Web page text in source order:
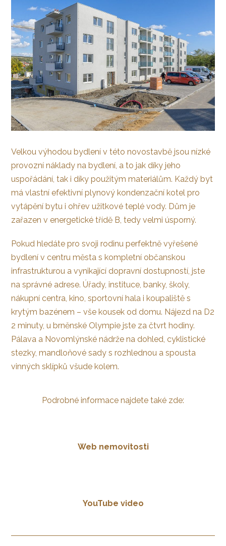
Velkou výhodou bydlení v této novostavbě jsou nízké
provozní náklady na bydlení, a to jak díky jeho
uspořádání, tak i díky použitým materiálům. Každý byt
má vlastní efektivní plynový kondenzační kotel pro
vytápění bytu i ohřev užitkové teplé vody. Dům je
zařazen v energetické třídě B, tedy velmi úsporný.
Pokud hledáte pro svoji rodinu perfektně vyřešené
bydlení v centru města s kompletní občanskou
infrastrukturou a vynikající dopravní dostupností, jste
na správné adrese. Úřady, instituce, banky, školy,
nákupní centra, kino, sportovní hala i koupaliště s
krytým bazénem – vše kousek od domu. Nájezd na D2
2 minuty, u brněnské Olympie jste za čtvrt hodiny.
Pálava a Novomlýnské nádrže na dohled, cyklistické
stezky, mandloňové sady s rozhlednou a spousta
vinných sklípků všude kolem.
Podrobné informace najdete také zde:
Web nemovitosti
YouTube video